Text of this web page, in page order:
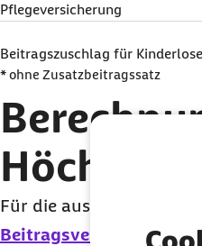
Pflegeversicherung
Beitragszuschlag für Kinderlose
* ohne Zusatzbeitragssatz
Für die aus dem